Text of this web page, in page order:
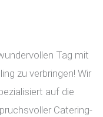
Tag mit
zu verbringen! Wir
auf die
Catering-